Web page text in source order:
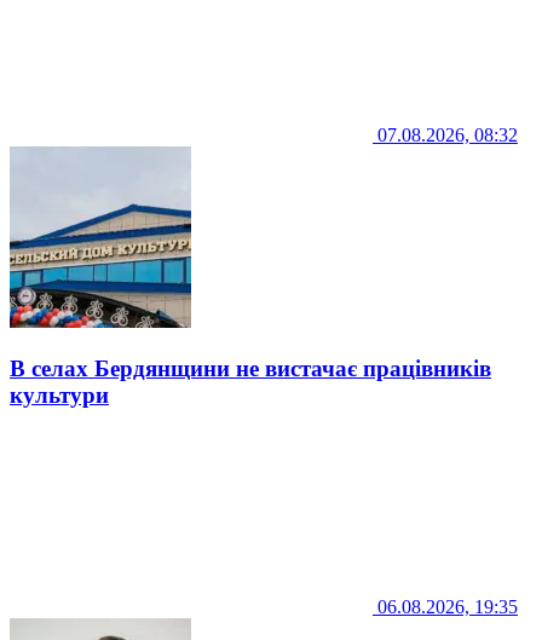
07.08.2026, 08:32
В селах Бердянщини не вистачає працівників
культури
06.08.2026, 19:35